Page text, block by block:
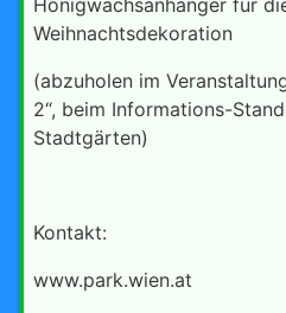
Weihnachtsdekoration
(abzuholen im
2“, beim Informations-
Stadtgärten)
Kontakt:
www.park.wien.at